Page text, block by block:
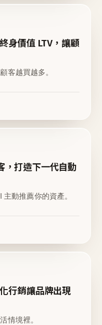
身價值 LTV，讓顧
客越買越多。
，打造下一代自動
動推薦你的資產。
行銷讓品牌出現
情境裡。